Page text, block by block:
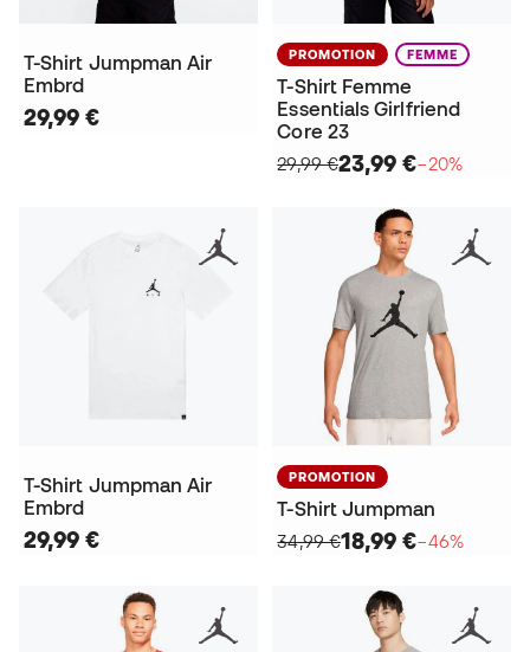
T-Shirt Jumpman Air
Embrd
29,99 €
PROMOTION FEMME
T-Shirt Femme
Essentials Girlfriend
Core 23
29,99 €23,99 €−20%
T-Shirt Jumpman Air
Embrd
29,99 €
PROMOTION
T-Shirt Jumpman
34,99 €18,99 €−46%